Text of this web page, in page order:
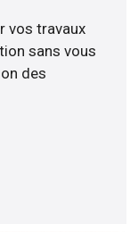
vos travaux
sans vous
des